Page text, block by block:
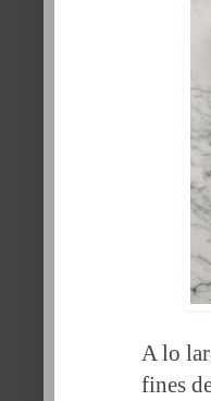
A lo
fines